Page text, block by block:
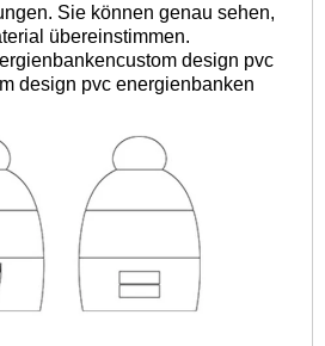
Sie können genau sehen,
übereinstimmen.
design pvc
design pvc energienbanken